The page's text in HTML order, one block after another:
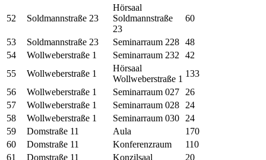
52 Soldmannstraße 23
Hörsaal
Soldmannstraße
23
60
53 Soldmannstraße 23 Seminarraum 228 48
54
Wollweberstraße 1 Seminarraum 232
42
55
Wollweberstraße 1
Hörsaal
Wollweberstraße 1
133
56
Wollweberstraße 1 Seminarraum 027
26
57
Wollweberstraße 1 Seminarraum 028
24
58
Wollweberstraße 1 Seminarraum 030
24
59
Domstraße 11 Aula
170
60
Domstraße 11 Konferenzraum
110
61
Domstraße 11 Konzilsaal
20